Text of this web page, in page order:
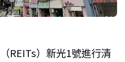
（REITs） 新光1號進行清